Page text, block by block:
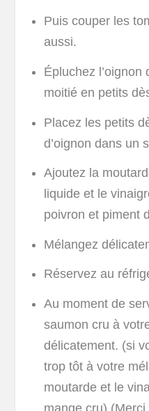
Puis couper les
aussi.
Épluchez
moitié en petits
Placez les petits
d’oignon dans un
Ajoutez la
liquide et le
poivron et piment
Mélangez
Réservez au
Au moment de
saumon cru à
délicatement. (si
trop tôt à votre
moutarde et le